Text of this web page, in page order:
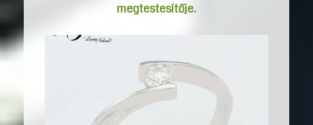
megtestesítője.